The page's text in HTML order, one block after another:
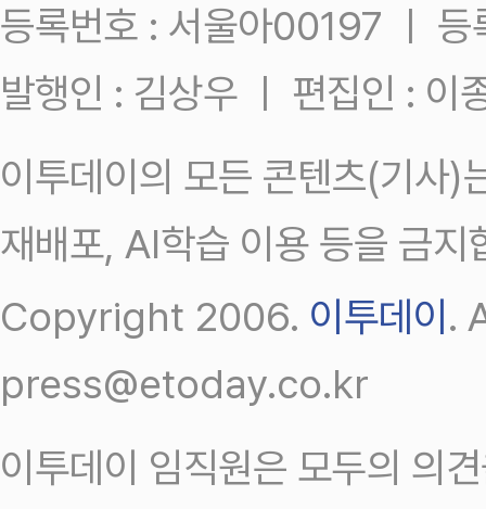
등록번호 : 서울아00197 ㅣ
발행인 : 김상우 ㅣ 편집인 : 이
이투데이의 모든 콘텐츠(기사)
재배포, AI학습 이용 등을 금지
Copyright 2006. 이투데이.
press@etoday.co.kr
이투데이 임직원은 모두의 의